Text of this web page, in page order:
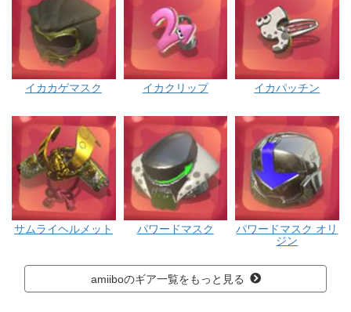
イカカゲマスク イカクリップ イカパッチン
サムライヘルメット パワードマスク
パワードマスク オリ
ジン
amiiboのギア一覧をもっと見る